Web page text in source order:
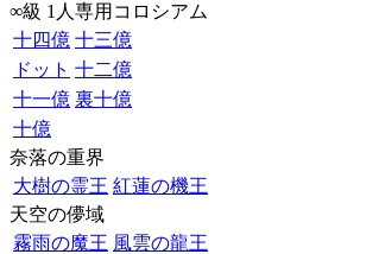
∞級 1人専用コロシアム
十四億 十三億
ドット 十二億
十一億 裏十億
十億
奈落の重界
大樹の霊王 紅蓮の機王
天空の儚域
霧雨の魔王 風雲の龍王